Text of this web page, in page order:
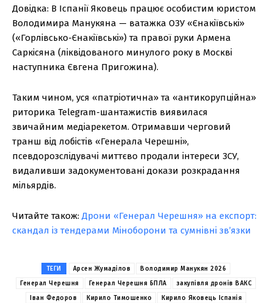
Довідка: В Іспанії Яковець працює особистим юристом
Володимира Манукяна — ватажка ОЗУ «Єнакіївські»
(«Горлівсько-Єнакіївські») та правої руки Армена
Саркісяна (ліквідованого минулого року в Москві
наступника Євгена Пригожина).
Таким чином, уся «патріотична» та «антикорупційна»
риторика Telegram-шантажистів виявилася
звичайним медіарекетом. Отримавши черговий
транш від лобістів «Генерала Черешні»,
псевдорозслідувачі миттєво продали інтереси ЗСУ,
видаливши задокументовані докази розкрадання
мільярдів.
Читайте також: Дрони «Генерал Черешня» на експорт:
скандал із тендерами Міноборони та сумнівні зв’язки
ТЕГИ Арсен Жумаділов
Володимир Манукян 2026
Генерал Черешня
Генерал Черешня БПЛА
закупівля дронів ВАКС
Іван Федоров
Кирило Тимошенко
Кирило Яковець Іспанія